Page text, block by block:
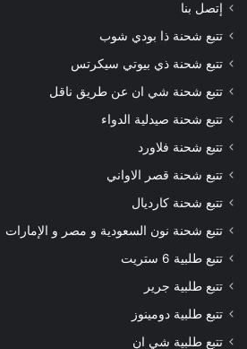
إتصل بنا
تتبع شحنة ذا بودي شوب
تتبع شحنة ذي بيوتي سيكرتس
تتبع شحنة شي ان عن طريق ناقل
تتبع شحنة صيدلية الدواء
تتبع شحنة فلاورد
تتبع شحنة قصر الاواني
تتبع شحنة كارديال
تتبع شحنة نون السعودية و مصر و الإمارات
تتبع طلبية 6 ستريت
تتبع طلبية جرير
تتبع طلبية دومينوز
تتبع طلبية شي ان